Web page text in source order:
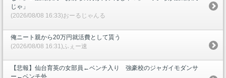
じゃ」
(2026/08/08 16:33)おーるじゃんる
俺ニート親から20万円就活費として貰う
(2026/08/08 16:31)ふぇー速
【悲報】仙台育英の女部員←ベンチ入り 強豪校のジャガイモダンサ
ー←ベンチ外